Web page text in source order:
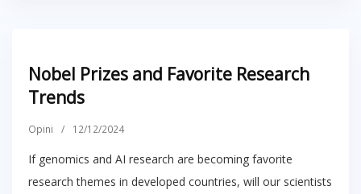
Nobel Prizes and Favorite Research
Trends
Opini / 12/12/2024
If genomics and AI research are becoming favorite
research themes in developed countries, will our scientists